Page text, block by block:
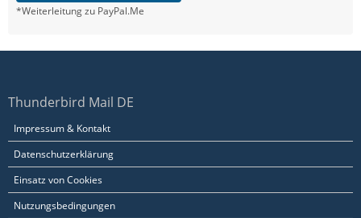
*Weiterleitung zu PayPal.Me
Thunderbird Mail DE
Impressum & Kontakt
Datenschutzerklärung
Einsatz von Cookies
Nutzungsbedingungen